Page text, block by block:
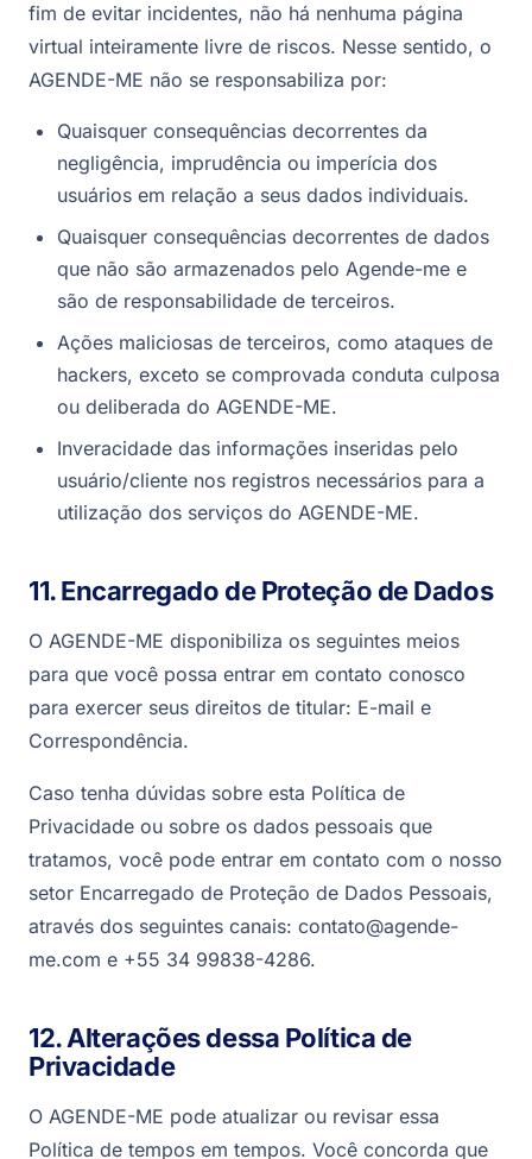
fim de evitar incidentes, não há nenhuma página
virtual inteiramente livre de riscos. Nesse sentido, o
AGENDE-ME não se responsabiliza por:
Quaisquer consequências decorrentes da
negligência, imprudência ou imperícia dos
usuários em relação a seus dados individuais.
Quaisquer consequências decorrentes de dados
que não são armazenados pelo Agende-me e
são de responsabilidade de terceiros.
Ações maliciosas de terceiros, como ataques de
hackers, exceto se comprovada conduta culposa
ou deliberada do AGENDE-ME.
Inveracidade das informações inseridas pelo
usuário/cliente nos registros necessários para a
utilização dos serviços do AGENDE-ME.
11. Encarregado de Proteção de Dados
O AGENDE-ME disponibiliza os seguintes meios
para que você possa entrar em contato conosco
para exercer seus direitos de titular: E-mail e
Correspondência.
Caso tenha dúvidas sobre esta Política de
Privacidade ou sobre os dados pessoais que
tratamos, você pode entrar em contato com o nosso
setor Encarregado de Proteção de Dados Pessoais,
através dos seguintes canais: contato@agende-
me.com e +55 34 99838-4286.
12. Alterações dessa Política de
Privacidade
O AGENDE-ME pode atualizar ou revisar essa
Política de tempos em tempos. Você concorda que